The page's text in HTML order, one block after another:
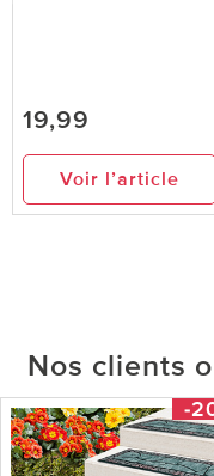
19,99
Voir l’article
Nos clients
-